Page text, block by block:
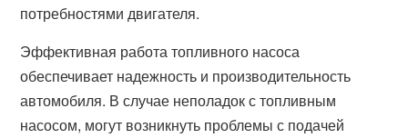
потребностями двигателя.
Эффективная работа топливного насоса
обеспечивает надежность и производительность
автомобиля. В случае неполадок с топливным
насосом, могут возникнуть проблемы с подачей